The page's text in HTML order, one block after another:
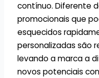
contínuo. Diferente
promocionais que
esquecidos
personalizadas são
levando a marca a
novos potenciais